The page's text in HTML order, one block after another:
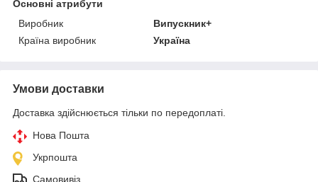
Основні атрибути
Виробник
Випускник+
Країна виробник
Україна
Умови доставки
Доставка здійснюється тільки по передоплаті.
Нова Пошта
Укрпошта
Самовивіз